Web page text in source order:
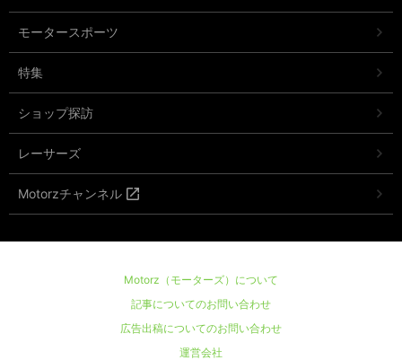
モータースポーツ
特集
ショップ探訪
レーサーズ
Motorzチャンネル
Motorz（モーターズ）について
記事についてのお問い合わせ
広告出稿についてのお問い合わせ
運営会社